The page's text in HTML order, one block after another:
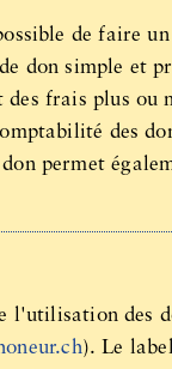
de faire
don simple et
des frais plus ou
des
permet
l'utilisation des
). Le